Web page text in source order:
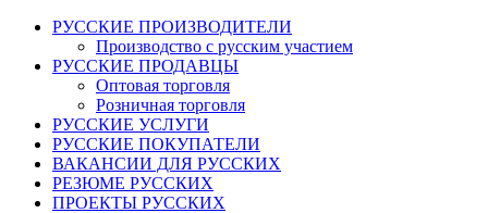
РУССКИЕ ПРОИЗВОДИТЕЛИ
Производство с русским участием
РУССКИЕ ПРОДАВЦЫ
Оптовая торговля
Розничная торговля
РУССКИЕ УСЛУГИ
РУССКИЕ ПОКУПАТЕЛИ
ВАКАНСИИ ДЛЯ РУССКИХ
РЕЗЮМЕ РУССКИХ
ПРОЕКТЫ РУССКИХ